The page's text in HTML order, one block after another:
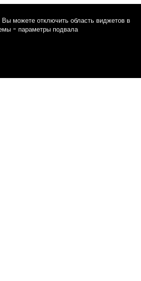
можете отключить область виджетов в
- параметры подвала